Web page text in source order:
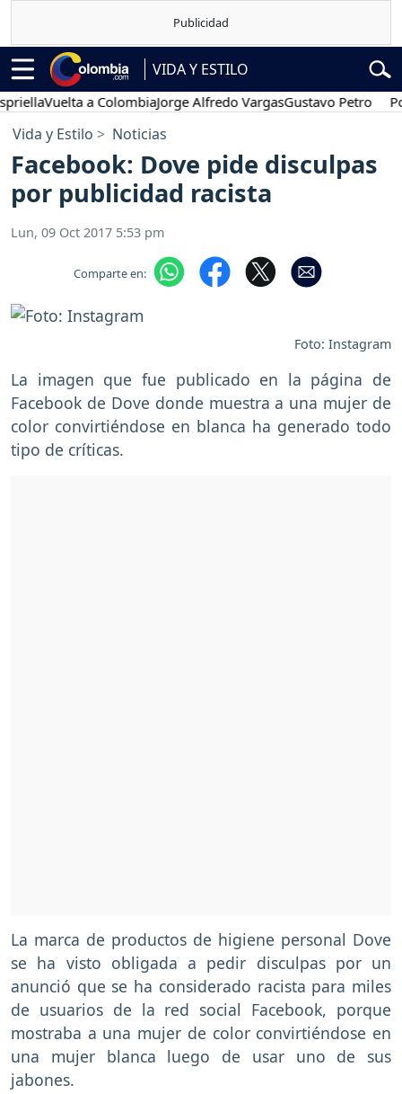
VIDA Y ESTILO
Vuelta a ColombiaJorge Alfredo VargasGustavo Petro
Vida y Estilo Noticias
Facebook: Dove pide disculpas
por publicidad racista
Lun, 09 Oct 2017 5:53 pm
Comparte en:
Foto: Instagram
La imagen que fue publicado en la página de
Facebook de Dove donde muestra a una mujer de
color convirtiéndose en blanca ha generado todo
tipo de críticas.
La marca de productos de higiene personal Dove
se ha visto obligada a pedir disculpas por un
anunció que se ha considerado racista para miles
de usuarios de la red social Facebook, porque
mostraba a una mujer de color convirtiéndose en
una mujer blanca luego de usar uno de sus
jabones.